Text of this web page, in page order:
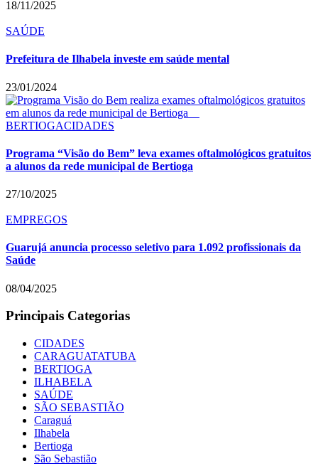
18/11/2025
SAÚDE
Prefeitura de Ilhabela investe em saúde mental
23/01/2024
BERTIOGACIDADES
Programa “Visão do Bem” leva exames oftalmológicos gratuitos
a alunos da rede municipal de Bertioga
27/10/2025
EMPREGOS
Guarujá anuncia processo seletivo para 1.092 profissionais da
Saúde
08/04/2025
Principais Categorias
CIDADES
CARAGUATATUBA
BERTIOGA
ILHABELA
SAÚDE
SÃO SEBASTIÃO
Caraguá
Ilhabela
Bertioga
São Sebastião